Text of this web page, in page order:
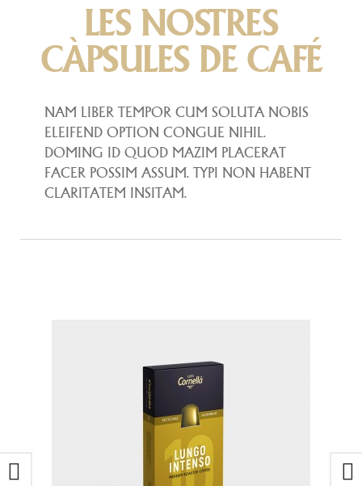
LES NOSTRES
CÀPSULES DE CAFÉ
NAM LIBER TEMPOR CUM SOLUTA NOBIS
ELEIFEND OPTION CONGUE NIHIL.
DOMING ID QUOD MAZIM PLACERAT
FACER POSSIM ASSUM. TYPI NON HABENT
CLARITATEM INSITAM.